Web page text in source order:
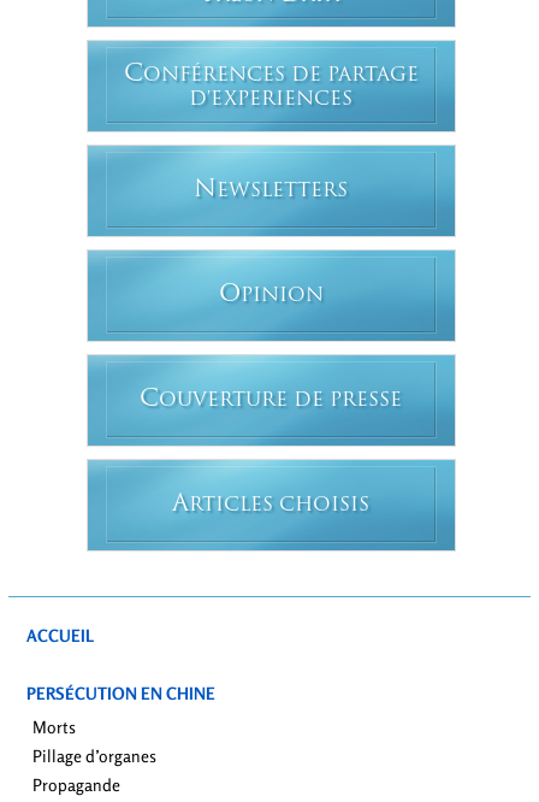
CONFÉRENCES DE PARTAGE
D'EXPERIENCES
N EWSLETTERS
OPINION
COUVERTURE DE PRESSE
ARTICLES CHOISIS
ACCUEIL
PERSÉCUTION EN CHINE
Morts
Pillage d’organes
Propagande